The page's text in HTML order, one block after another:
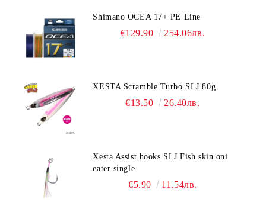
Shimano OCEA 17+ PE Line
€129.90 254.06лв.
XESTA Scramble Turbo SLJ 80g.
€13.50 26.40лв.
Xesta Assist hooks SLJ Fish skin oni
eater single
€5.90 11.54лв.